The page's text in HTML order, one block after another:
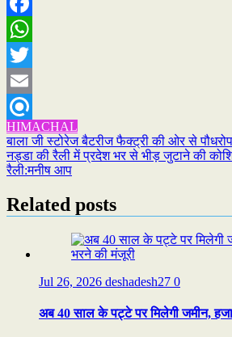
Facebook
WhatsApp
Twitter
Email
Refind
HIMACHAL
Post
navigation
बाला जी स्टोरेज बैटरीज फैक्ट्री की ओर से
नड्डा की रैली में प्रदेश भर से भीड़ जुटाने की
रैली:मनीष आप
Related posts
Jul 26, 2026 deshadesh27 0
अब 40 साल के पट्टे पर मिलेगी जमीन,